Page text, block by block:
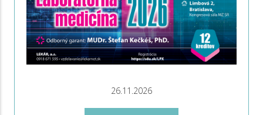
26.11.2026